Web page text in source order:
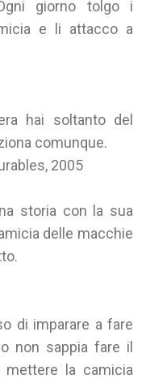
giorno tolgo i
e li attacco a
hai soltanto del
comunque.
2005
storia con la sua
delle macchie
di imparare a fare
non sappia fare il
la camicia